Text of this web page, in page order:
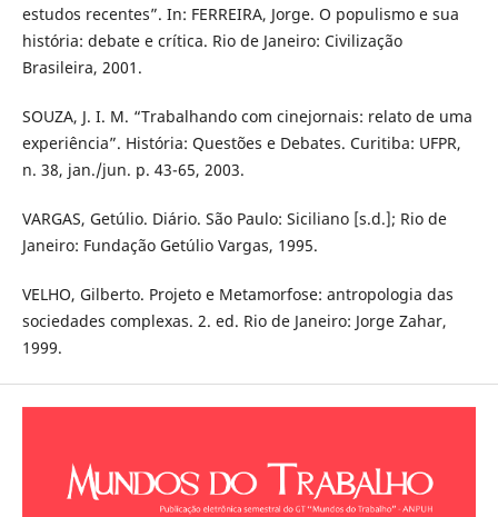
estudos recentes”. In: FERREIRA, Jorge. O populismo e sua
história: debate e crítica. Rio de Janeiro: Civilização
Brasileira, 2001.
SOUZA, J. I. M. “Trabalhando com cinejornais: relato de uma
experiência”. História: Questões e Debates. Curitiba: UFPR,
n. 38, jan./jun. p. 43-65, 2003.
VARGAS, Getúlio. Diário. São Paulo: Siciliano [s.d.]; Rio de
Janeiro: Fundação Getúlio Vargas, 1995.
VELHO, Gilberto. Projeto e Metamorfose: antropologia das
sociedades complexas. 2. ed. Rio de Janeiro: Jorge Zahar,
1999.